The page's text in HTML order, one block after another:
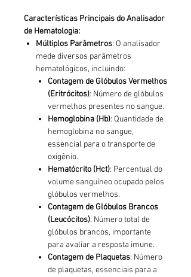
Características Principais do Analisador
de Hematologia:
Múltiplos Parâmetros: O analisador
mede diversos parâmetros
hematológicos, incluindo:
Contagem de Glóbulos Vermelhos
(Eritrócitos): Número de glóbulos
vermelhos presentes no sangue.
Hemoglobina (Hb): Quantidade de
hemoglobina no sangue,
essencial para o transporte de
oxigênio.
Hematócrito (Hct): Percentual do
volume sanguíneo ocupado pelos
glóbulos vermelhos.
Contagem de Glóbulos Brancos
(Leucócitos): Número total de
glóbulos brancos, importante
para avaliar a resposta imune.
Contagem de Plaquetas: Número
de plaquetas, essenciais para a